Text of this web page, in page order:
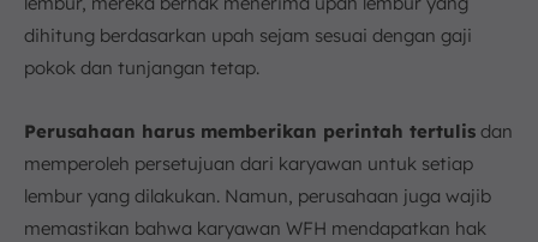
dihitung berdasarkan upah sejam sesuai dengan gaji
pokok dan tunjangan tetap.
Perusahaan harus memberikan perintah tertulis dan
memperoleh persetujuan dari karyawan untuk setiap
lembur yang dilakukan. Namun, perusahaan juga wajib
memastikan bahwa karyawan WFH mendapatkan hak